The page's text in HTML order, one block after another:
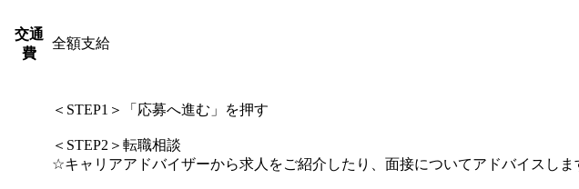
交通
費
全額支給
＜STEP1＞「応募へ進む」を押す
＜STEP2＞転職相談
☆キャリアアドバイザーから求人をご紹介したり、面接についてアドバイスしま